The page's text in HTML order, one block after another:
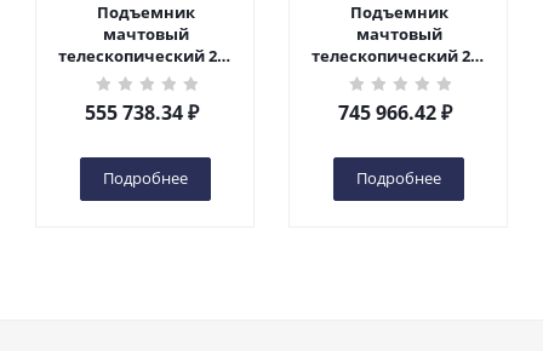
Подъемник
мачтовый
телескопический 200
кг 6 м TOR GTWY6-200S
DC 2-мачтовый
(автономный) (G) в
555 738.34₽
Подробнее
Подъемник
мачтовый
телескопический 200
кг 10 м TOR GTWY10-
200S DC 2-мачтовый
(автономный) (N) в
745 966.42₽
Подробнее